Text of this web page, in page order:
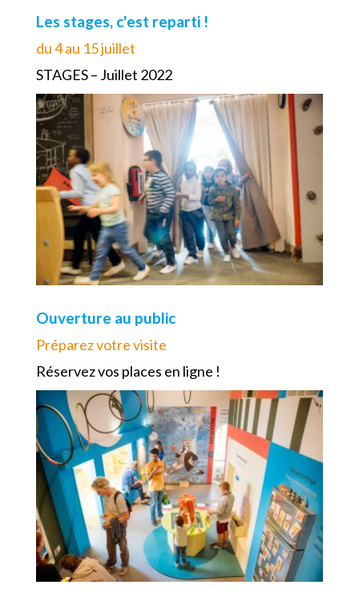
Les stages, c'est reparti !
du 4 au 15 juillet
STAGES – Juillet 2022
Ouverture au public
Préparez votre visite
Réservez vos places en ligne !